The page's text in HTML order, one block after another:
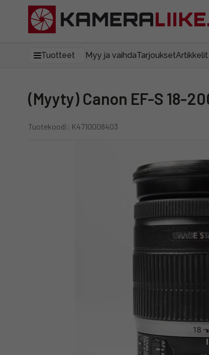
Tuotteet Myy ja vaihdaTarjouksetArtikkelit
(Myyty) Canon EF-S
Tuotekoodi: K4710008403